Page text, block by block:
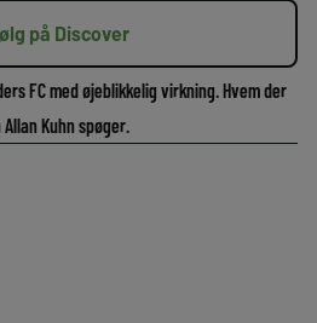
på Discover
FC med øjeblikkelig virkning. Hvem der
Kuhn spøger.